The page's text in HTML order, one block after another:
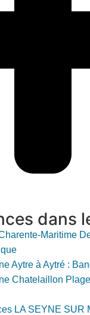
dans
Maritime
Aytre à Aytré :
Chatelaillon
LA SEYNE SUR